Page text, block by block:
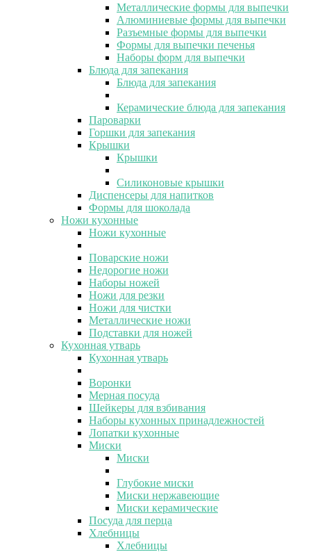
Металлические формы для выпечки
Алюминиевые формы для выпечки
Разъемные формы для выпечки
Формы для выпечки печенья
Наборы форм для выпечки
Блюда для запекания
Блюда для запекания
Керамические блюда для запекания
Пароварки
Горшки для запекания
Крышки
Крышки
Силиконовые крышки
Диспенсеры для напитков
Формы для шоколада
Ножи кухонные
Ножи кухонные
Поварские ножи
Недорогие ножи
Наборы ножей
Ножи для резки
Ножи для чистки
Металлические ножи
Подставки для ножей
Кухонная утварь
Кухонная утварь
Воронки
Мерная посуда
Шейкеры для взбивания
Наборы кухонных принадлежностей
Лопатки кухонные
Миски
Миски
Глубокие миски
Миски нержавеющие
Миски керамические
Посуда для перца
Хлебницы
Хлебницы